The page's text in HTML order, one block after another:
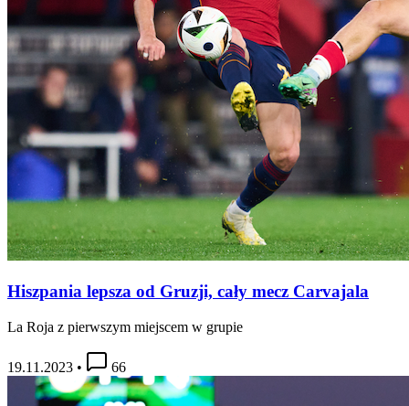
Hiszpania lepsza od Gruzji, cały mecz Carvajala
La Roja z pierwszym miejscem w grupie
19.11.2023 • 66